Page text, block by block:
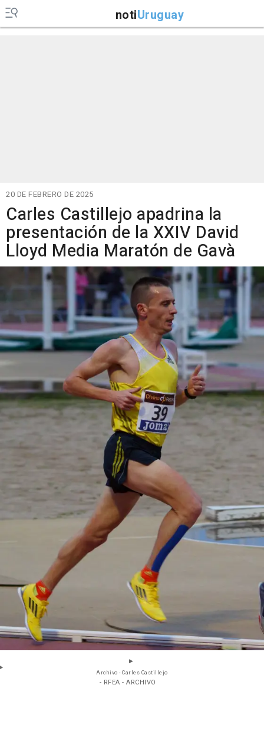
notiUruguay
20 DE FEBRERO DE 2025
Carles Castillejo apadrina la
presentación de la XXIV David
Lloyd Media Maratón de Gavà
Archivo - Carles Castillejo
- RFEA - ARCHIVO